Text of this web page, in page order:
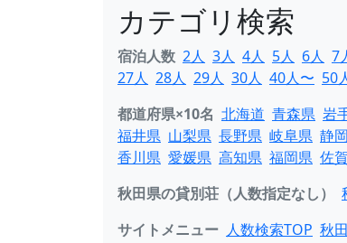
カテゴリ検索
宿泊人数 2人 3人 4人 5人 6人 7
27人 28人 29人 30人 40人〜 50
都道府県×10名 北海道 青森県 岩
福井県 山梨県 長野県 岐阜県 静
香川県 愛媛県 高知県 福岡県 佐
秋田県の貸別荘（人数指定なし）
サイトメニュー 人数検索TOP 秋